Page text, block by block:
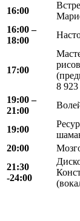
16:00
16:00 –
18:00
17:00
8
19:00 –
21:00
19:00
20:00
21:30
-24:00